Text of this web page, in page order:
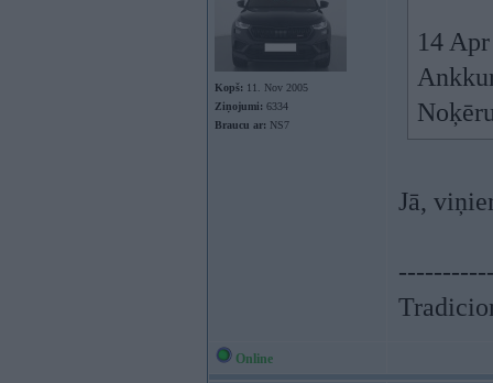
Kopš: 11. Nov 2005
Ziņojumi: 6334
Braucu ar: NS7
14
Jā,
Online